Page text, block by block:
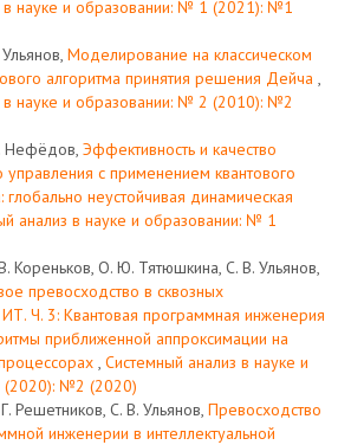
в науке и образовании: № 1 (2021): №1
Моделирование на классическом
алгоритма принятия решения Дейча ,
в науке и образовании: № 2 (2010): №2
Нефёдов, Эффективность и качество
управления с применением квантового
неустойчивая динамическая
анализ в науке и образовании: № 1
Кореньков, О. Ю. Тятюшкина, С. В. Ульянов,
превосходство в сквозных
ИТ. Ч. 3: Квантовая программная инженерия
приближенной аппроксимации на
, Системный анализ в науке и
(2020): №2 (2020)
Решетников, С. В. Ульянов, Превосходство
инженерии в интеллектуальной